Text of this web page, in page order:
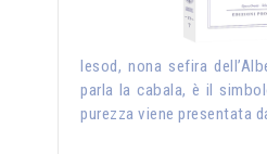
Iesod, nona sefira
parla la cabala, è il
purezza viene presentata